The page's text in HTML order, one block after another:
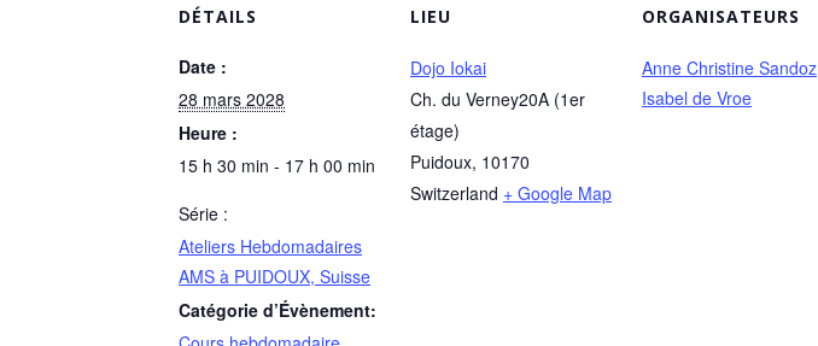
DÉTAILS
Date :
28 mars 2028
Heure :
15 h 30 min - 17 h 00 min
Série :
Ateliers Hebdomadaires
AMS à PUIDOUX, Suisse
Catégorie d’Évènement:
LIEU
Dojo Iokai
Ch. du Verney20A (1er
étage)
Puidoux, 10170
Switzerland + Google Map
ORGANISATEURS
Anne Christine Sandoz
Isabel de Vroe